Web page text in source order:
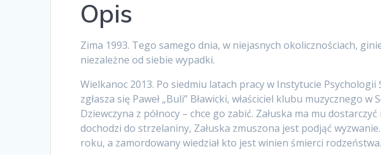
Opis
Zima 1993. Tego samego dnia, w niejasnych okolicznościach,
niezależne od siebie wypadki.
Wielkanoc 2013. Po siedmiu latach pracy w Instytucie
zgłasza się Paweł „Buli” Bławicki, właściciel klubu
Dziewczyna z północy – chce go zabić. Załuska ma mu
dochodzi do strzelaniny, Załuska zmuszona jest podjąć
roku, a zamordowany wiedział kto jest winien śmierci